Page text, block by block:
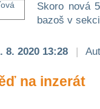
Skoro nová
bazoš v
8. 2020 13:28 |
na inzerát